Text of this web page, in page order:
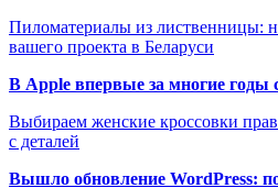
Пиломатериалы из лиственницы:
вашего проекта в Беларуси
В Apple впервые за многие годы
Выбираем женские кроссовки
с деталей
Вышло обновление WordPress: